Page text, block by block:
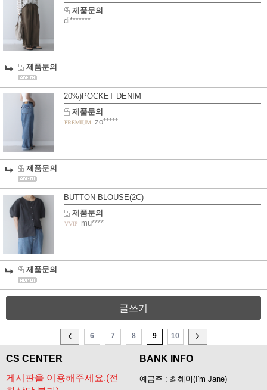
제품문의
di*******
제품문의
20%)POCKET DENIM
제품문의
zo*****
제품문의
BUTTON BLOUSE(2C)
제품문의
mu****
제품문의
글쓰기
6 7 8 9 10
CS CENTER
게시판을 이용해주세요.(전
BANK INFO
예금주 : 최혜미(I'm Jane)